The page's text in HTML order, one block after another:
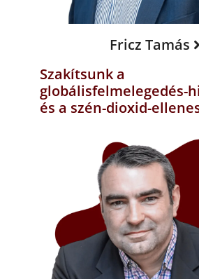
Fricz Tamás
Szakítsunk a
globálisfelmelegedés-
és a szén-dioxid-